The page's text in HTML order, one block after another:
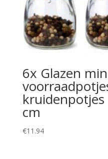
6x Glazen
cm
€11.94